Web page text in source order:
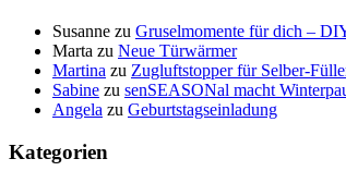
Susanne zu Gruselmomente für dich –
Marta zu Neue Türwärmer
Martina zu Zugluftstopper für Selber-
Sabine zu senSEASONal macht
Angela zu Geburtstagseinladung
Kategorien